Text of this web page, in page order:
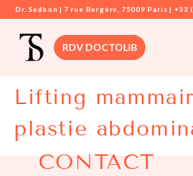
Dr. Sedbon | 7 rue Bergère, 75009 Paris | +33
RDV DOCTOLIB
Lifting
plastie
CONTACT